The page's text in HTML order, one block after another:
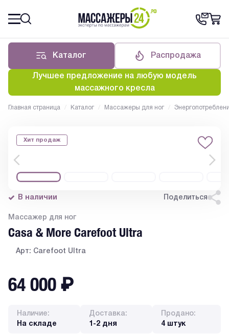
Каталог Распродажа
Лучшее предложение на любую модель
массажного кресла
Главная страница / Каталог / Массажеры для ног /
Хит продаж
В наличии Поделиться
Массажер для ног
Casa & More Carefoot Ultra
Арт: Carefoot Ultra
64 000 ₽
Наличие:
На складе
Доставка:
1-2 дня
Продано:
4 штук